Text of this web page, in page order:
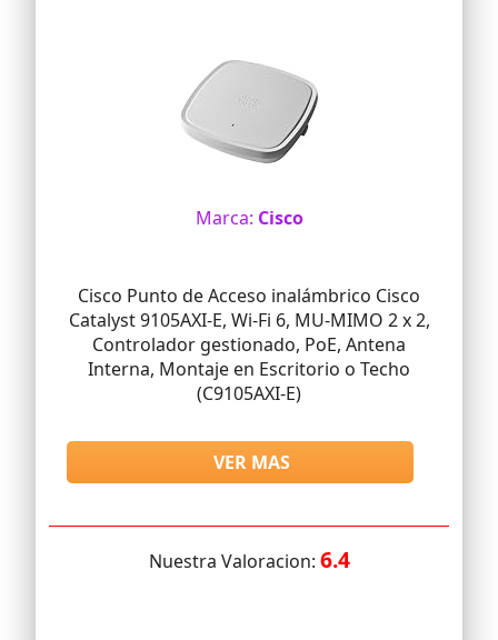
Marca: Cisco
Cisco Punto de Acceso inalámbrico Cisco
Catalyst 9105AXI-E, Wi-Fi 6, MU-MIMO 2 x 2,
Controlador gestionado, PoE, Antena
Interna, Montaje en Escritorio o Techo
(C9105AXI-E)
VER MAS
Nuestra Valoracion: 6.4